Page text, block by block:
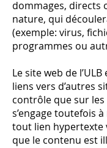
dommages, directs
nature, qui
(exemple: virus,
programmes ou
Le site web de
liens vers d’autres
contrôle que sur
s’engage toutefois
tout lien hypertexte
que le contenu est